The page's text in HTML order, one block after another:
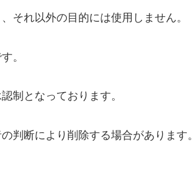
それ以外の目的には使用しません。
。
制となっております。
判断により削除する場合があります。